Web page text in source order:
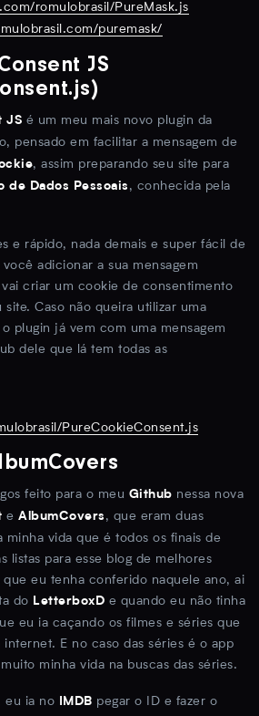
romulobrasil/PureMask.js
puremask/
JS
JS é um meu mais novo plugin da
pensado em facilitar a mensagem de
, assim preparando seu site para
de Dados Pessoais , conhecida pela
e rápido, nada demais e super fácil de
adicionar a sua mensagem
vai criar um cookie de consentimento
site. Caso não queira utilizar uma
o plugin já vem com uma mensagem
dele que lá tem todas as
PureCookieConsent.js
feito para o meu Github nessa nova
e AlbumCovers , que eram duas
minha vida que é todos os finais de
listas para esse blog de melhores
que eu tenha conferido naquele ano, ai
do LetterboxD e quando eu não tinha
eu ia caçando os filmes e séries que
internet. E no caso das séries é o app
minha vida na buscas das séries.
eu ia no IMDB pegar o ID e fazer o